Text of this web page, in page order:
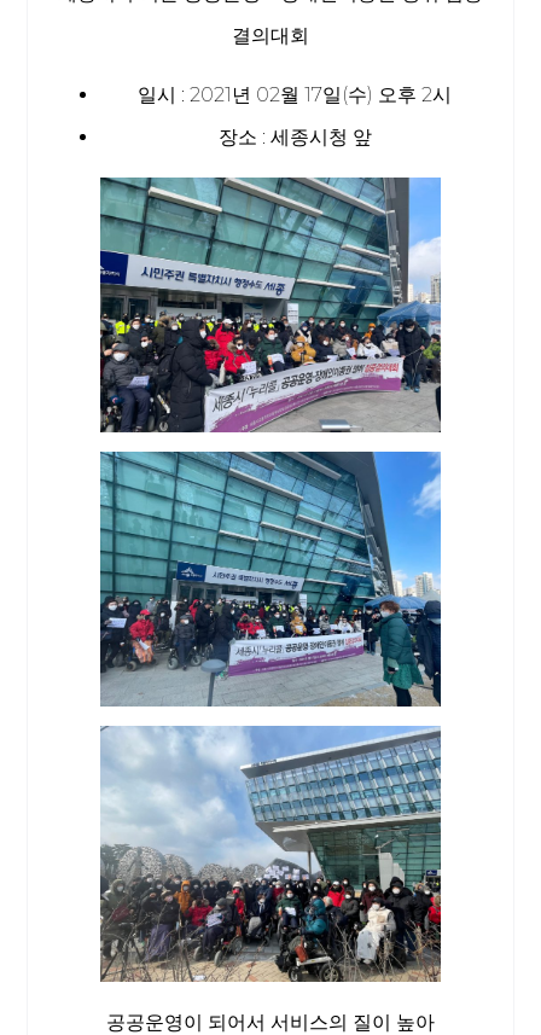
결의대회
일시 : 2021년 02월 17일(수) 오후 2시
장소 : 세종시청 앞
공공운영이 되어서 서비스의 질이 높아